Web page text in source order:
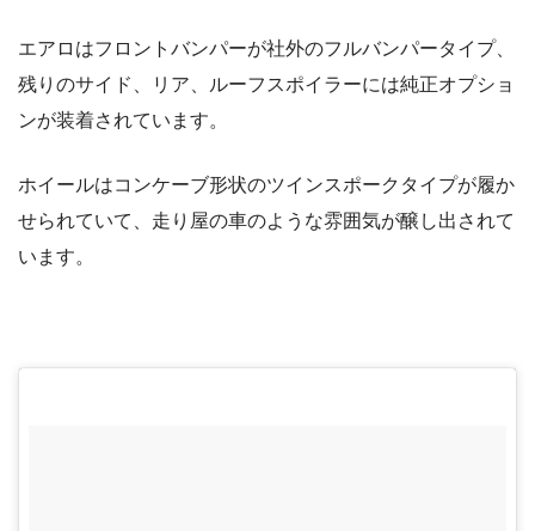
エアロはフロントバンパーが社外のフルバンパータイプ、
残りのサイド、リア、ルーフスポイラーには純正オプショ
ンが装着されています。
ホイールはコンケーブ形状のツインスポークタイプが履か
せられていて、走り屋の車のような雰囲気が醸し出されて
います。